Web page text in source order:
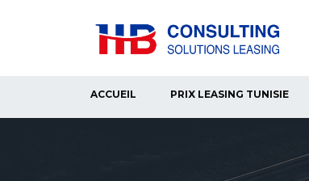
ACCUEIL PRIX LEASING TUNISIE